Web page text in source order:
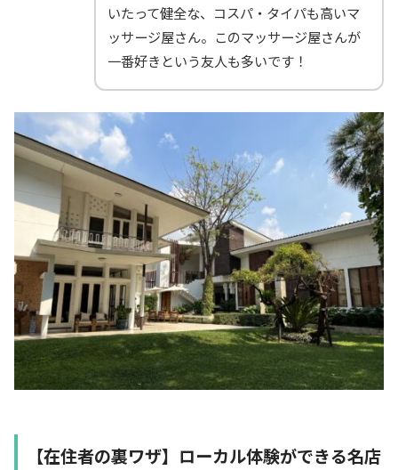
いたって健全な、コスパ・タイパも高いマ
ッサージ屋さん。このマッサージ屋さんが
一番好きという友人も多いです！
【在住者の裏ワザ】ローカル体験ができる名店